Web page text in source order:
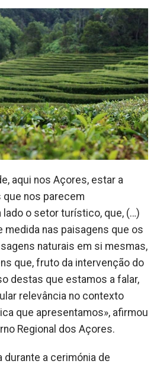
aqui nos Açores, estar a
nos parecem
o setor turístico, que, (…)
medida nas paisagens que os
naturais em si mesmas,
que, fruto da intervenção do
destas que estamos a falar,
relevância no contexto
que apresentamos», afirmou
Regional dos Açores.
durante a cerimónia de